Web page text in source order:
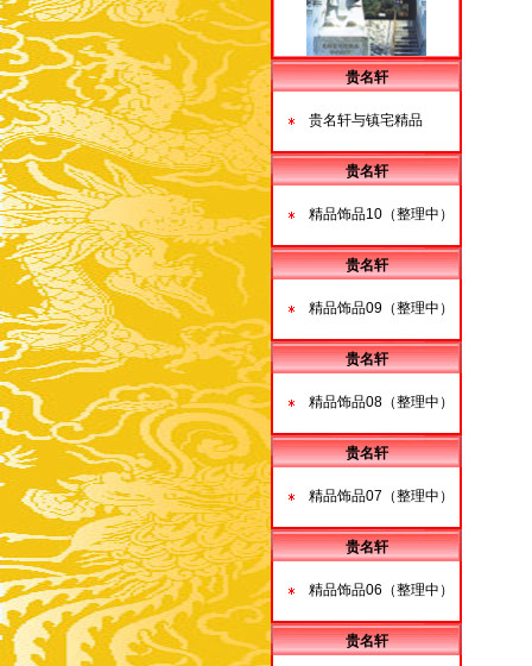
贵名轩
贵名轩与镇宅精品
贵名轩
精品饰品10（整理中）
贵名轩
精品饰品09（整理中）
贵名轩
精品饰品08（整理中）
贵名轩
精品饰品07（整理中）
贵名轩
精品饰品06（整理中）
贵名轩